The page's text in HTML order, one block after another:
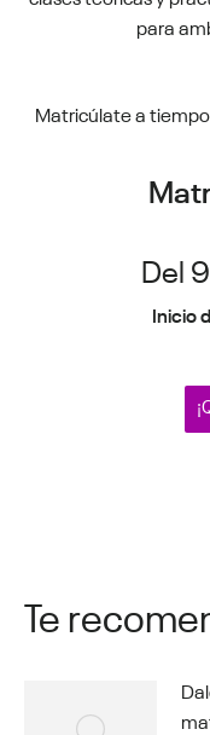
para
Matricúlate a
Del
Inicio
Te